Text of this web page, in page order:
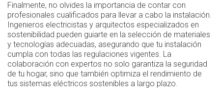
Finalmente, no olvides la importancia de contar con
profesionales cualificados para llevar a cabo la instalación.
Ingenieros electricistas y arquitectos especializados en
sostenibilidad pueden guiarte en la selección de materiales
y tecnologías adecuadas, asegurando que tu instalación
cumpla con todas las regulaciones vigentes. La
colaboración con expertos no solo garantiza la seguridad
de tu hogar, sino que también optimiza el rendimiento de
tus sistemas eléctricos sostenibles a largo plazo.